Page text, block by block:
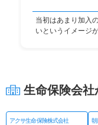
当初はあまり加入
いというイメージ
生命保険会
アクサ生命保険株式会社 朝